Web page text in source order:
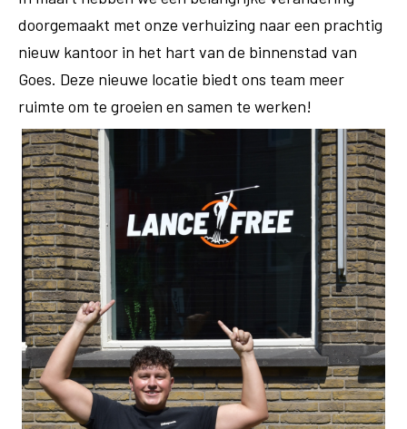
doorgemaakt met onze verhuizing naar een prachtig
nieuw kantoor in het hart van de binnenstad van
Goes. Deze nieuwe locatie biedt ons team meer
ruimte om te groeien en samen te werken!